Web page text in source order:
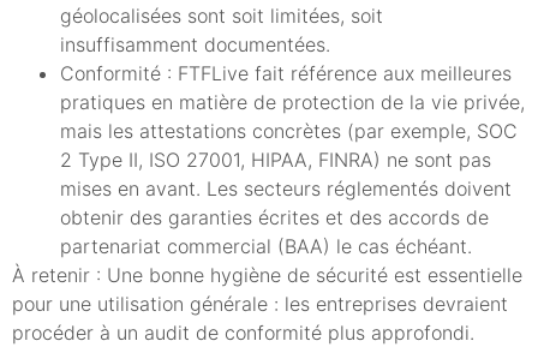
géolocalisées sont soit limitées, soit
insuffisamment documentées.
Conformité : FTFLive fait référence aux meilleures
pratiques en matière de protection de la vie privée,
mais les attestations concrètes (par exemple, SOC
2 Type II, ISO 27001, HIPAA, FINRA) ne sont pas
mises en avant. Les secteurs réglementés doivent
obtenir des garanties écrites et des accords de
partenariat commercial (BAA) le cas échéant.
À retenir : Une bonne hygiène de sécurité est essentielle
pour une utilisation générale : les entreprises devraient
procéder à un audit de conformité plus approfondi.